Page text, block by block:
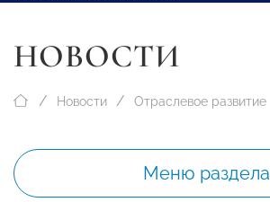
НОВОСТИ
Новости Отраслевое развитие
Меню раздела